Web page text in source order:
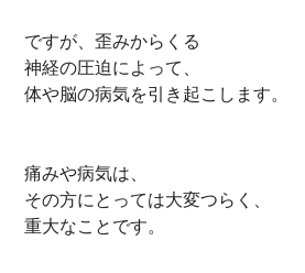
ですが、歪みからくる
神経の圧迫によって、
体や脳の病気を引き起こします。
痛みや病気は、
その方にとっては大変つらく、
重大なことです。